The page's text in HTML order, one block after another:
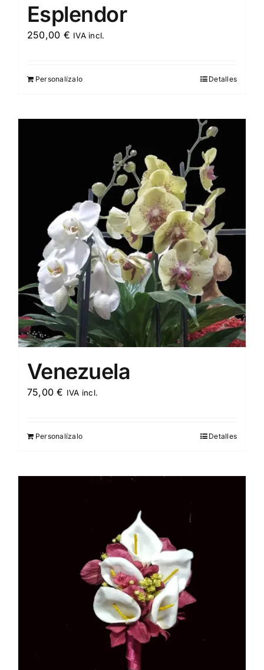
Esplendor
250,00 € IVA incl.
Personalízalo Detalles
Venezuela
75,00€ IVA incl.
Personalízalo Detalles